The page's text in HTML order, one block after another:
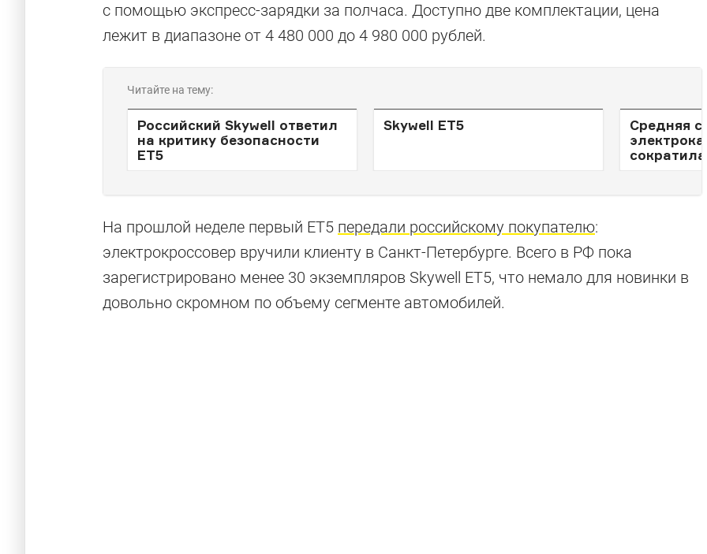
с помощью экспресс-зарядки за полчаса. Доступно две комплектации, цена
лежит в диапазоне от 4 480 000 до 4 980 000 рублей.
Читайте на тему:
Российский Skywell ответил
на критику безопасности
ET5
Skywell ET5
Средняя
На прошлой неделе первый ET5 передали российскому покупателю:
электрокроссовер вручили клиенту в Санкт-Петербурге. Всего в РФ пока
зарегистрировано менее 30 экземпляров Skywell ET5, что немало для новинки в
довольно скромном по объему сегменте автомобилей.